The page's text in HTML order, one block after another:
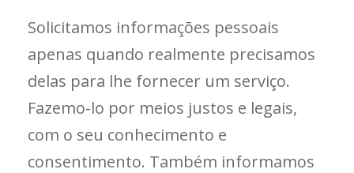
Solicitamos informações pessoais
apenas quando realmente precisamos
delas para lhe fornecer um serviço.
Fazemo-lo por meios justos e legais,
com o seu conhecimento e
consentimento. Também informamos